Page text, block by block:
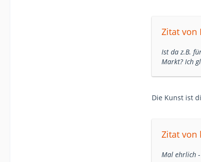
Zitat von
Ist da z.B.
Markt? Ich
Die Kunst ist
Zitat von
Mal ehrlich